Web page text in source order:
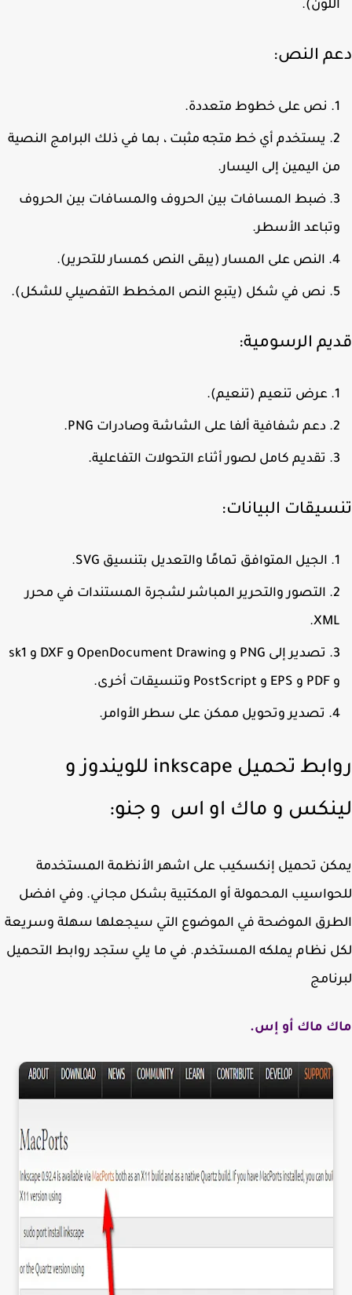
النص:
نص على خطوط متعددة.
يستخدم أي خط متجه مثبت ، بما في ذلك البرامج النصية
اليمين إلى اليسار.
ضبط المسافات بين الحروف والمسافات بين الحروف
الأسطر.
النص على المسار (يبقى النص كمسار للتحرير).
نص في شكل (يتبع النص المخطط التفصيلي للشكل).
الرسومية:
عرض تنعيم (تنعيم).
دعم شفافية ألفا على الشاشة وصادرات PNG.
تقديم كامل لصور أثناء التحولات التفاعلية.
البيانات:
الجيل المتوافق تمامًا والتعديل بتنسيق SVG.
التصور والتحرير المباشر لشجرة المستندات في محرر
تصدير إلى PNG و OpenDocument Drawing و DXF و sk1
تصدير وتحويل ممكن على سطر الأوامر.
روابط تحميل inkscape للويندوز و
و ماك او اس و جنو:
تحميل إنكسكيب على اشهر الأنظمة المستخدمة
المحمولة أو المكتبية بشكل مجاني. وفي افضل
الموضحة في الموضوع التي سيجعلها سهلة وسريعة
نظام يملكه المستخدم. في ما يلي ستجد روابط التحميل
ماك أو إس.